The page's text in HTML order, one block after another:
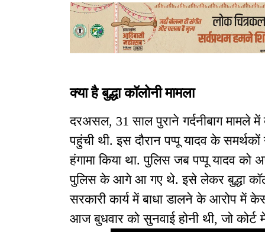
क्या है बुद्धा कॉलोनी मामला
दरअसल, 31 साल पुराने गर्दनीबाग मामले
पहुंची थी. इस दौरान पप्पू यादव के
हंगामा किया था. पुलिस जब पप्पू यादव
पुलिस के आगे आ गए थे. इसे लेकर बुद्धा
सरकारी कार्य में बाधा डालने के आरोप में
आज बुधवार को सुनवाई होनी थी, जो